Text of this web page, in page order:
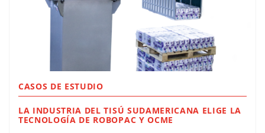
CASOS DE ESTUDIO
LA INDUSTRIA DEL TISÚ SUDAMERICANA ELIGE LA
TECNOLOGÍA DE ROBOPAC Y OCME